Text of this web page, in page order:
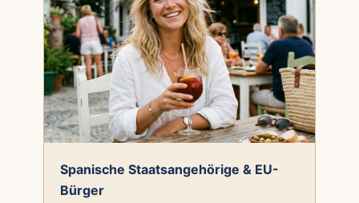
Spanische Staatsangehörige & EU-
Bürger